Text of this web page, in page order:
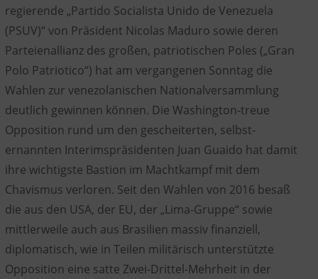
regierende „Partido Socialista Unido de Venezuela
(PSUV)“ von Präsident Nicolas Maduro sowie deren
Parteienallianz des großen, patriotischen Poles („Gran
Polo Patriotico“) hat am vergangenen Sonntag die
Wahlen zur venezolanischen Nationalversammlung
deutlich gewinnen können. Die Washington-treue
Opposition rund um den gescheiterten, selbst-
ernannten Interimspräsidenten Juan Guaido hat damit
ihre wichtigste Bastion im Machtkampf mit dem
Chavismus verloren. Seit den Wahlen von 2016 besaß
die aus den USA, der EU, der „Lima-Gruppe“ sowie
mittlerweile auch aus Brasilien massiv finanziell,
diplomatisch, wie in Teilen militärisch unterstützte
Opposition eine satte Zwei-Drittel-Mehrheit in der